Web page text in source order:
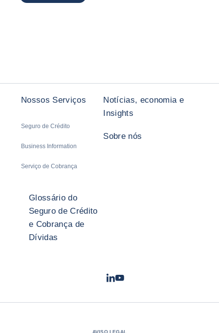
Nossos Serviços
Seguro de Crédito
Business Information
Serviço de Cobrança
Notícias, economia e
Insights
Sobre nós
Glossário do
Seguro de Crédito
e Cobrança de
Dívidas
LinkedIn
Youtube
AVISO LEGAL